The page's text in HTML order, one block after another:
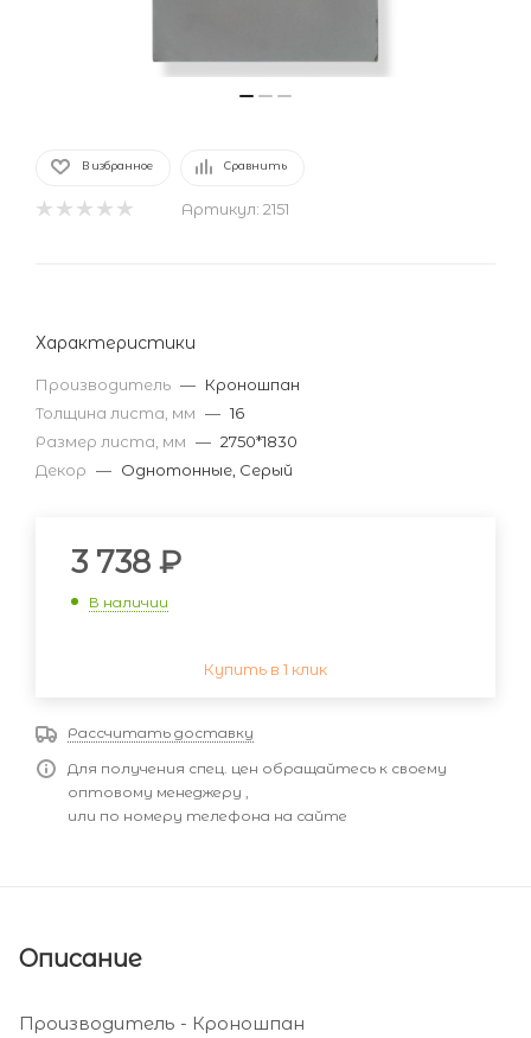
В избранное Сравнить
Артикул: 2151
Характеристики
Производитель — Кроношпан
Толщина листа, мм — 16
Размер листа, мм — 2750*1830
Декор — Однотонные, Серый
3 738 ₽
В наличии
Купить в 1 клик
Рассчитать доставку
Для получения спец. цен обращайтесь к своему
оптовому менеджеру ,
или по номеру телефона на сайте
Описание
Производитель - Кроношпан